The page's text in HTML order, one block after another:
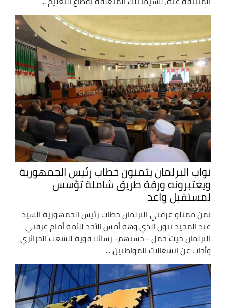
نواب البرلمان يثمنون خطاب رئيس الجمهورية
ويعتبرونه ورقة طريق شاملة تؤسس
لمستقبل واعد
ثمن ممثلو غرفتي البرلمان خطاب رئيس الجمهورية السيد
عبد المجيد تبون الذي وهه أمس الأحد للأمة أمام غرفتي
البرلمان حيث حمل –حسبهم- رسائلا قوية للشعب الجزائري
وأجاب عن انشغالات المواطنين ...